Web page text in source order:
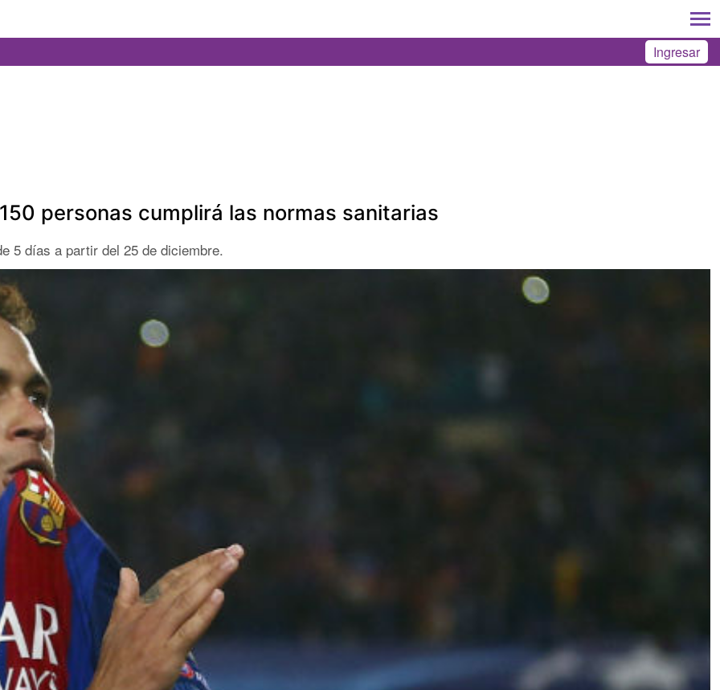
Ingresar
personas cumplirá las normas sanitarias
5 días a partir del 25 de diciembre.